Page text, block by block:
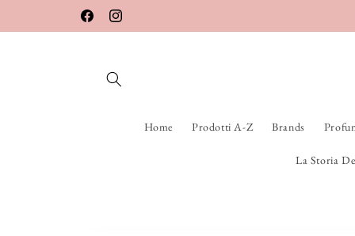
direttamente
ai contenuti
FacebookInstagram
Home Prodotti A-Z Brands
La Storia